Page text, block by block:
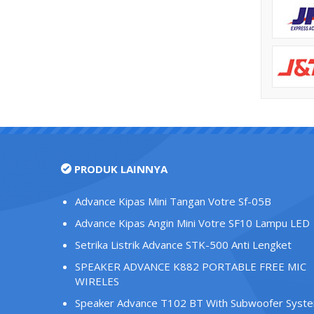
PRODUK LAINNYA
Advance Kipas Mini Tangan Votre Sf-05B
Advance Kipas Angin Mini Votre SF10 Lampu LED
Setrika Listrik Advance STK-500 Anti Lengket
SPEAKER ADVANCE K882 PORTABLE FREE MIC
WIRELES
Speaker Advance T102 BT With Subwoofer